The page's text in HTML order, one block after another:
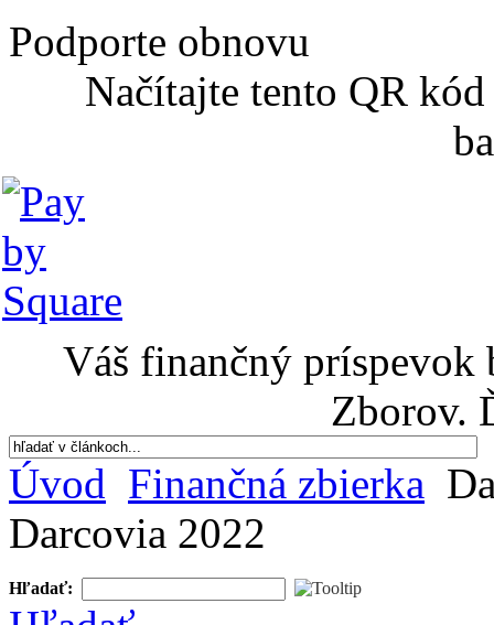
Podporte obnovu
Načítajte tento QR
Váš finančný príspevok
Zborov.
Úvod Finančná zbierka
Darcovia 2022
Hľadať: